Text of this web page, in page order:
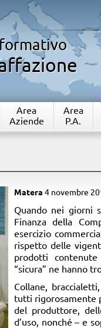
Area
Aziende
Area
P.A.
Matera 4 novembre
​Quando nei giorni
Finanza della
esercizio
rispetto delle
prodotti
“sicura” ne hanno
Collane,
tutti rigorosamente
del produttore,
d’uso, nonché – e